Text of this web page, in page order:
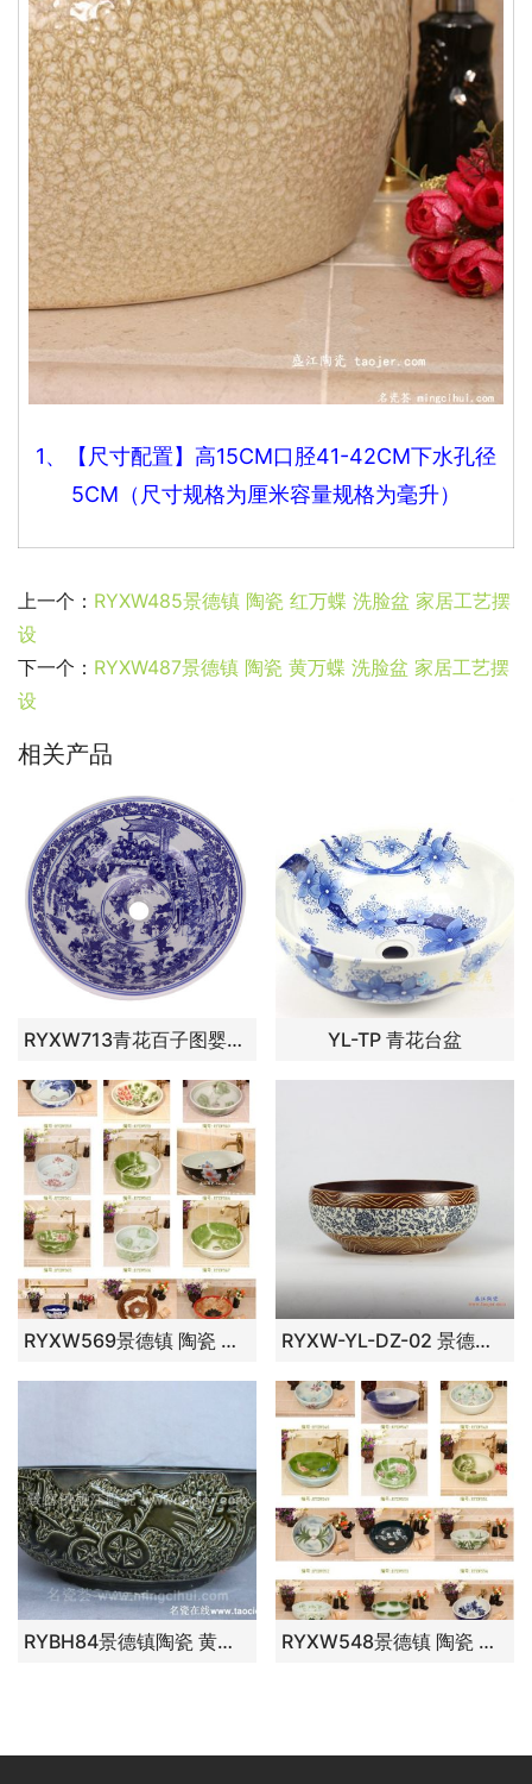
1、【尺寸配置】高15CM口胫41-42CM下水孔径
5CM（尺寸规格为厘米容量规格为毫升）
上一个： RYXW485景德镇 陶瓷 红万蝶 洗脸盆 家居工艺摆
设
下一个： RYXW487景德镇 陶瓷 黄万蝶 洗脸盆 家居工艺摆
设
相关产品
RYXW713青花百子图婴戏图16寸台盆 YL-TP 青花台盆
RYXW569景德镇 陶瓷 雕刻秋之鸽 洗脸盆 家居工艺摆设 RYXW-YL-DZ-02 景德镇 颜色釉 缠枝莲 高温 手工艺术卫浴浴室台盆洗手盆洗脸盆台上盆
RYBH84景德镇陶瓷 黄底 欧式 洗脸盆 家居工艺摆设 RYXW548景德镇 陶瓷 新款玉兰 洗脸盆 家居工艺摆设